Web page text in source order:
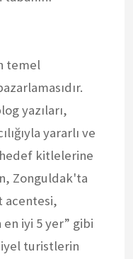
temel
yazıları,
yararlı ve
kitlelerine
Zonguldak'ta
acentesi,
iyi 5 yer” gibi
turistlerin